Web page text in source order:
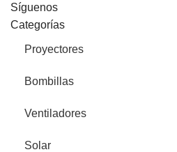
Síguenos
Categorías
Proyectores
Bombillas
Ventiladores
Solar